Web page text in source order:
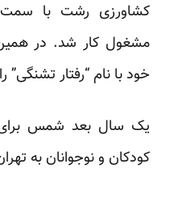
کشاورزی رشت با سمت
مشغول کار شد. در
خود با نام “رفتار تشنگی”
یک سال بعد شمس برای
کودکان و نوجوانان به